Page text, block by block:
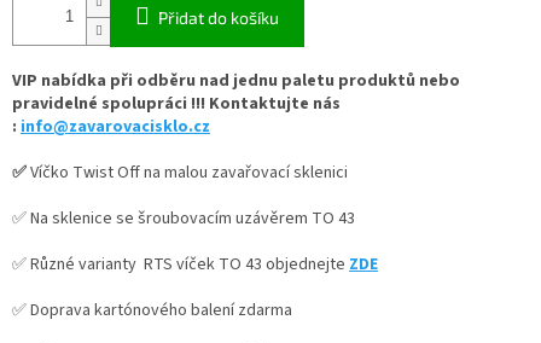
Přidat do košíku
VIP nabídka při odběru nad jednu paletu produktů nebo
pravidelné spolupráci !!! Kontaktujte nás
: info@zavarovacisklo.cz
✅Víčko Twist Off na malou zavařovací sklenici
✅ Na sklenice se šroubovacím uzávěrem TO 43
✅ Různé varianty RTS víček TO 43 objednejte ZDE
✅ Doprava kartónového balení zdarma